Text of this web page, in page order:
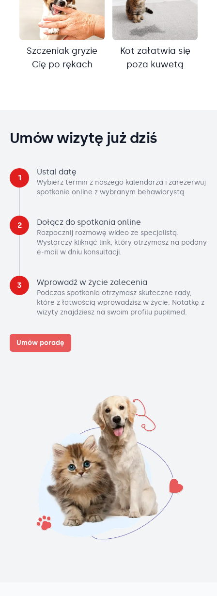
Szczeniak gryzie
Cię po rękach
Kot załatwia się
poza kuwetą
Umów wizytę już dziś
1
Ustal datę
Wybierz termin z naszego kalendarza i zarezerwuj
spotkanie online z wybranym behawiorystą.
2 Dołącz do spotkania online
Rozpocznij rozmowę wideo ze specjalistą.
Wystarczy kliknąć link, który otrzymasz na podany
e-mail w dniu konsultacji.
3 Wprowadź w życie zalecenia
Podczas spotkania otrzymasz skuteczne rady,
które z łatwością wprowadzisz w życie. Notatkę z
wizyty znajdziesz na swoim profilu pupilmed.
Umów poradę